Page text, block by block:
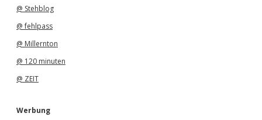
@ Stehblog
@ fehlpass
@ Millernton
@ 120 minuten
@ ZEIT
Werbung